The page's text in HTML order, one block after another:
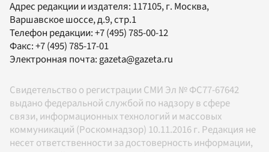
Адрес редакции и издателя: 117105, г. Москва,
Варшавское шоссе, д.9, стр.1
Телефон редакции:+7 (495) 785-00-12
Факс:+7 (495) 785-17-01
Электронная почта: gazeta@gazeta.ru
Свидетельство о регистрации СМИ Эл № ФС77-67642
выдано федеральной службой по надзору в сфере
связи, информационных технологий и массовых
коммуникаций (Роскомнадзор) 10.11.2016 г. Редакция не
несет ответственности за достоверность информации,